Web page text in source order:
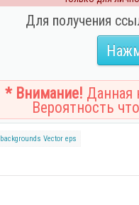
Для получения
* Внимание! Данная
Вероятность
backgrounds Vector eps